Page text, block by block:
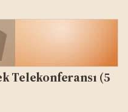
Telekonferansı (5